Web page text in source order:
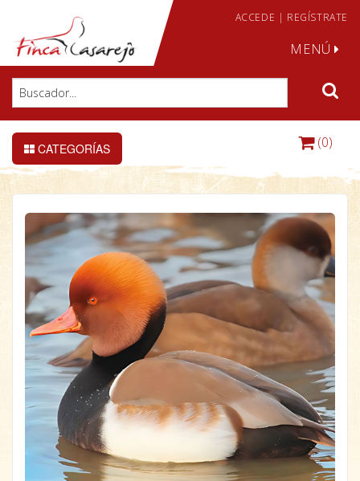
ACCEDE | REGÍSTRATE
MENÚ
CATEGORÍAS (0)